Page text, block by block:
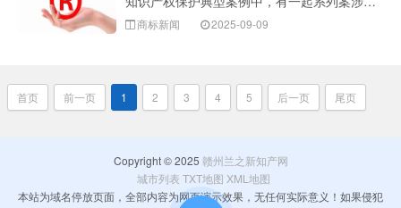
商标新闻 2025-09-09
首页 前一页 1 2 3 4 5 后一页 尾页
Copyright © 2025 赣州兰之新知产网
城市列表 TXT地图 XML地图
本站为域名停放页面，全部内容为网页演示效果，无任何实际意义！如果侵犯